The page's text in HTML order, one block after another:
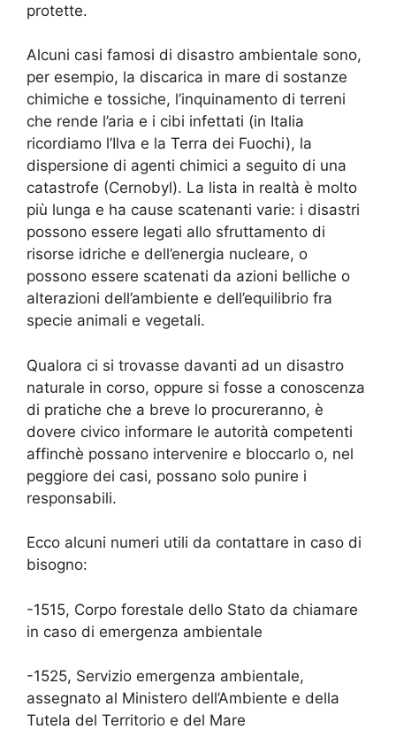
protette.
Alcuni casi famosi di disastro ambientale sono,
per esempio, la discarica in mare di sostanze
chimiche e tossiche, l’inquinamento di terreni
che rende l’aria e i cibi infettati (in Italia
ricordiamo l’Ilva e la Terra dei Fuochi), la
dispersione di agenti chimici a seguito di una
catastrofe (Cernobyl). La lista in realtà è molto
più lunga e ha cause scatenanti varie: i disastri
possono essere legati allo sfruttamento di
risorse idriche e dell’energia nucleare, o
possono essere scatenati da azioni belliche o
alterazioni dell’ambiente e dell’equilibrio fra
specie animali e vegetali.
Qualora ci si trovasse davanti ad un disastro
naturale in corso, oppure si fosse a conoscenza
di pratiche che a breve lo procureranno, è
dovere civico informare le autorità competenti
affinchè possano intervenire e bloccarlo o, nel
peggiore dei casi, possano solo punire i
responsabili.
Ecco alcuni numeri utili da contattare in caso di
bisogno:
-1515, Corpo forestale dello Stato da chiamare
in caso di emergenza ambientale
-1525, Servizio emergenza ambientale,
assegnato al Ministero dell’Ambiente e della
Tutela del Territorio e del Mare